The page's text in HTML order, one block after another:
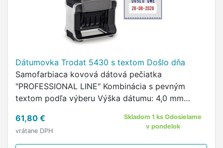
Dátumovka Trodat 5430 s textom Došlo dňa
Samofarbiaca kovová dátová pečiatka
"PROFESSIONAL LINE" Kombinácia s pevným
textom podľa výberu Výška dátumu: 4,0 mm
vankúšiky: dvojfarebný (červeno-modrý) 111.444,
…
61,80 €
vrátane DPH
Skladom 1 ks Odosielame
v pondelok